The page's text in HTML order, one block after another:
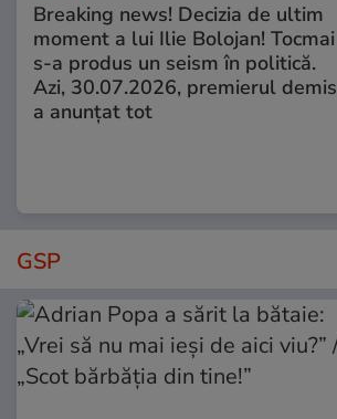
Breaking news! Decizia de ultim
moment a lui Ilie Bolojan! Tocmai
s-a produs un seism în politică.
Azi, 30.07.2026, premierul demis
a anunțat tot
GSP